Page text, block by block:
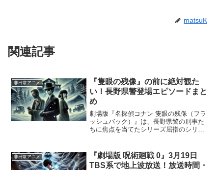
matsuK
関連記事
非日常アニメ
『隻眼の残像』の前に絶対観た
い！長野県警登場エピソードまと
め
劇場版『名探偵コナン 隻眼の残像（フラ
ッシュバック）』は、長野県警の刑事た
ちに焦点を当てたシリーズ屈指のシリア
で、映画本編をより深く、よりドラマチ
ックに楽しむことができま...
非日常アニメ
『劇場版 呪術廻戦 0』3月19日
TBS系で地上波放送！放送時間・